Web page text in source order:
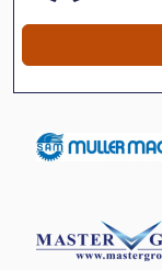
چرخ افقی
چرخ زمین